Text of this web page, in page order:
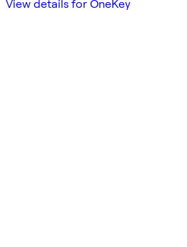
View details for OneKey